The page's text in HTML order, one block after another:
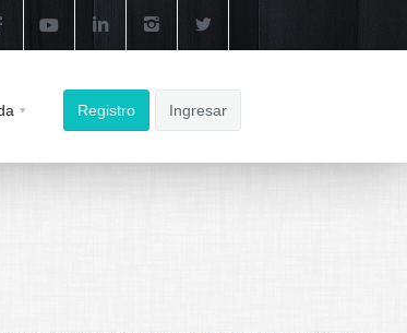
Registro Ingresar